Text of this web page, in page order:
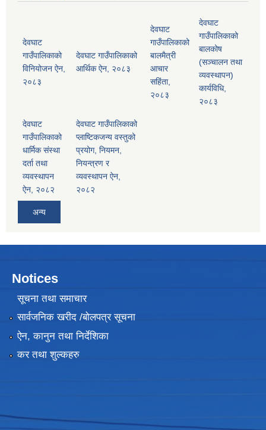
देवघाट
गाउँपालिकाको
विनियोजन ऐन,
२०८३
देवघाट गाउँपालिकाको
आर्थिक ऐन, २०८३
देवघाट
गाउँपालिकाको
बालमैत्री
आचार
सहिंता,
२०८३
देवघाट
गाउँपालिकाको
बालकोष
(सञ्चालन तथा
व्यवस्थापन)
कार्यविधि,
२०८३
देवघाट
गाउँपालिकाको
धार्मिक संस्था
दर्ता तथा
व्यवस्थापन
ऐन, २०८२
देवघाट गाउँपालिकाको
प्लाष्टिकजन्य वस्तुको
प्रयोग, नियमन,
नियन्त्रण र
व्यवस्थापन ऐन,
२०८२
अन्य
Notices
सूचना तथा समाचार
सार्वजनिक खरीद /बोलपत्र सूचना
ऐन, कानुन तथा निर्देशिका
कर तथा शुल्कहरु